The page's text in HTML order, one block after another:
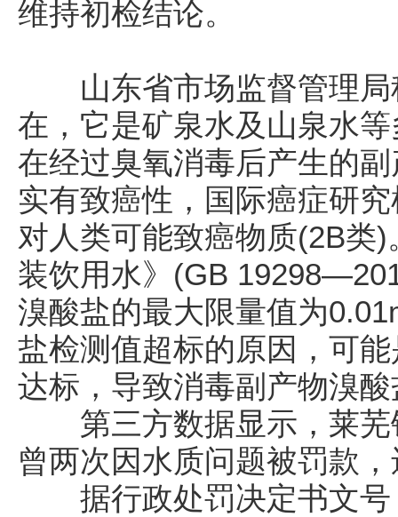
维持初检结论。
山东省市场监督管理局
在，它是矿泉水及山泉水
在经过臭氧消毒后产生的
实有致癌性，国际癌症研
对人类可能致癌物质(2B类
装饮用水》(GB
溴酸盐的最大限量值为
盐检测值超标的原因，可
达标，导致消毒副产物溴
第三方数据显示，莱芜
曾两次因水质问题被罚款
据行政处罚决定书文号